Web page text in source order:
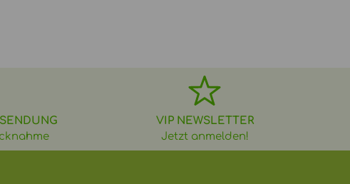
VIP NEWSLETTER
Jetzt anmelden!